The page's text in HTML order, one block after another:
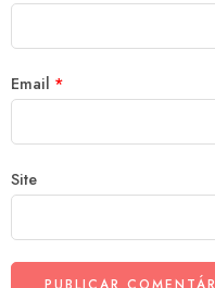
Email *
Site